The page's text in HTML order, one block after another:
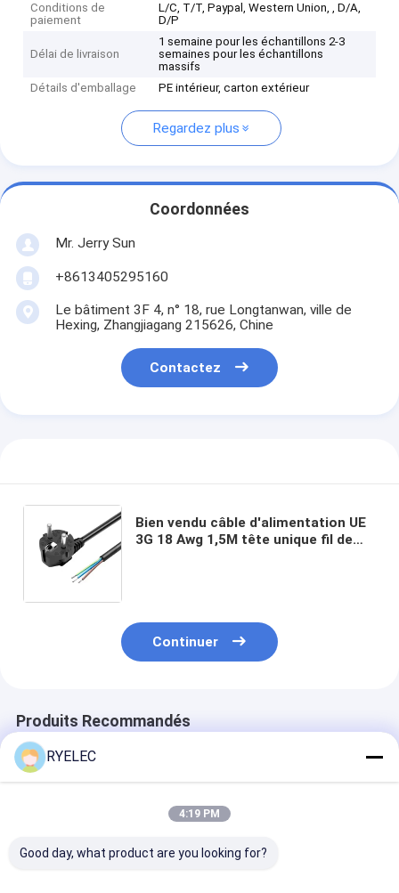
Conditions de
paiement
L/C, T/T, Paypal, Western Union, , D/A,
D/P
Délai de livraison
1 semaine pour les échantillons 2-3
semaines pour les échantillons
massifs
Détails d'emballage
PE intérieur, carton extérieur
Regardez plus
Coordonnées
Mr. Jerry Sun
+8613405295160
Le bâtiment 3F 4, n° 18, rue Longtanwan, ville de
Hexing, Zhangjiagang 215626, Chine
Contactez
Bien vendu câble d'alimentation UE
3G 18 Awg 1,5M tête unique fil de
Continuer
Produits Recommandés
RYELEC
4:19 PM
Good day, what product are you looking for?